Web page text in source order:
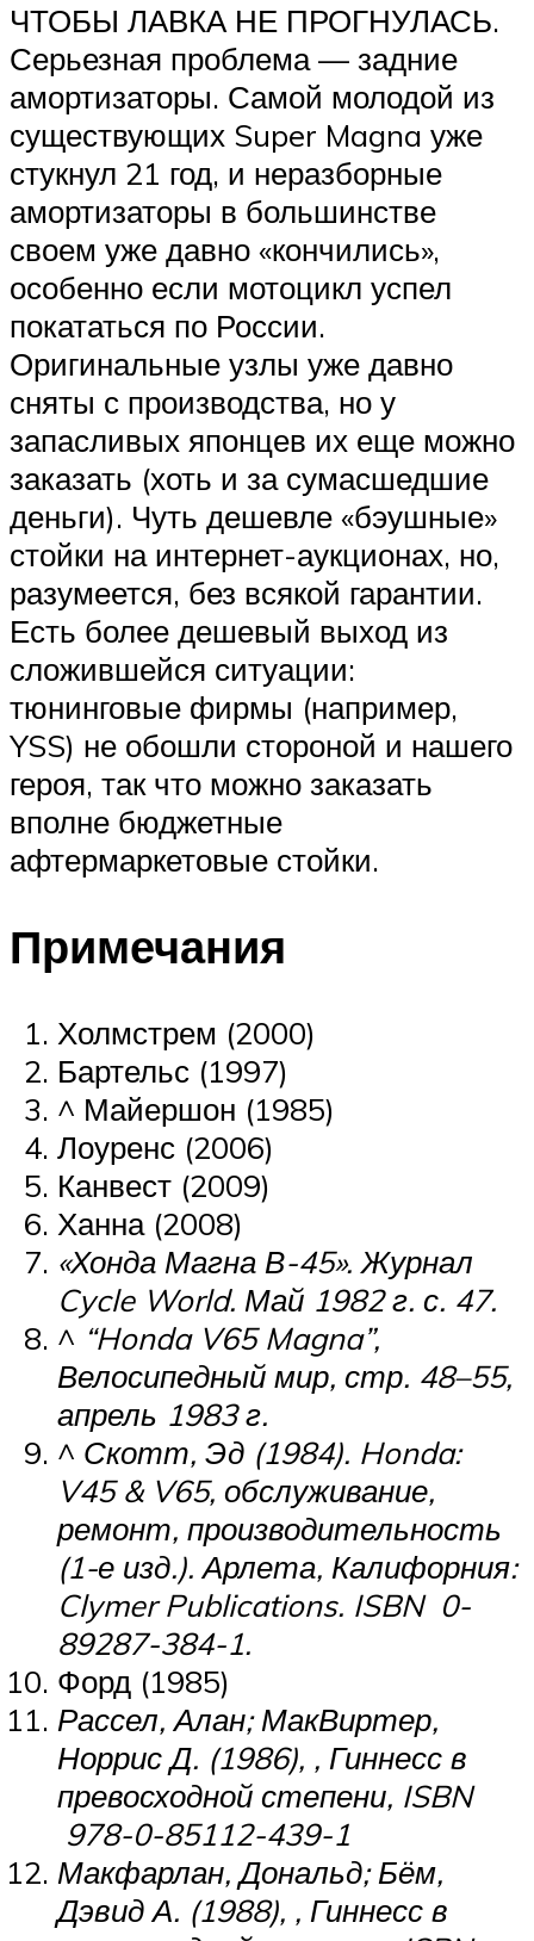
ЧТОБЫ ЛАВКА НЕ ПРОГНУЛАСЬ.
Серьезная проблема — задние
амортизаторы. Самой молодой из
существующих Super Magna уже
стукнул 21 год, и неразборные
амортизаторы в большинстве
своем уже давно «кончились»,
особенно если мотоцикл успел
покататься по России.
Оригинальные узлы уже давно
сняты с производства, но у
запасливых японцев их еще можно
заказать (хоть и за сумасшедшие
деньги). Чуть дешевле «бэушные»
стойки на интернет-аукционах, но,
разумеется, без всякой гарантии.
Есть более дешевый выход из
сложившейся ситуации:
тюнинговые фирмы (например,
YSS) не обошли стороной и нашего
героя, так что можно заказать
вполне бюджетные
афтермаркетовые стойки.
Примечания
Холмстрем (2000)
Бартельс (1997)
^ Майершон (1985)
Лоуренс (2006)
Канвест (2009)
Ханна (2008)
«Хонда Магна В-45». Журнал
Cycle World. Май 1982 г. с. 47.
^ “Honda V65 Magna”,
Велосипедный мир, стр. 48–55,
апрель 1983 г.
^ Скотт, Эд (1984). Honda:
V45 & V65, обслуживание,
ремонт, производительность
(1-е изд.). Арлета, Калифорния:
Clymer Publications. ISBN 0-
89287-384-1.
Форд (1985)
Рассел, Алан; МакВиртер,
Норрис Д. (1986), , Гиннесс в
превосходной степени, ISBN
978-0-85112-439-1
Макфарлан, Дональд; Бём,
Дэвид А. (1988), , Гиннесс в